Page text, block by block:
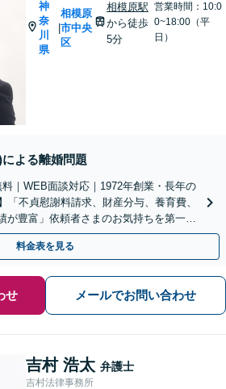
神
奈
川
県
相模原
市中央
区
相模原駅
から徒歩
5分
営業時間：10:0
0~18:00（平
日）
よる離婚問題
料｜WEB面談対応｜1972年創業・長年の
「不貞慰謝料請求、財産分与、養育費、
豊富」依頼者さまのお気持ちを第一に
日・夜間相談可】
料金表を見る
せ メールでお問い合わせ
吉村 浩太 弁護士
吉村法律事務所